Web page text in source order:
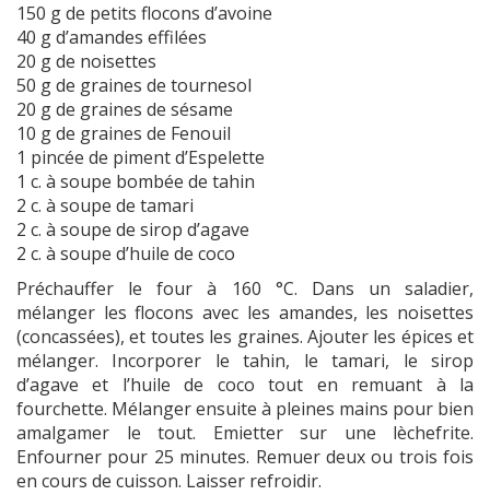
150 g de petits flocons d’avoine
40 g d’amandes effilées
20 g de noisettes
50 g de graines de tournesol
20 g de graines de sésame
10 g de graines de Fenouil
1 pincée de piment d’Espelette
1 c. à soupe bombée de tahin
2 c. à soupe de tamari
2 c. à soupe de sirop d’agave
2 c. à soupe d’huile de coco
Préchauffer le four à 160 °C. Dans un saladier,
mélanger les flocons avec les amandes, les noisettes
(concassées), et toutes les graines. Ajouter les épices et
mélanger. Incorporer le tahin, le tamari, le sirop
d’agave et l’huile de coco tout en remuant à la
fourchette. Mélanger ensuite à pleines mains pour bien
amalgamer le tout. Emietter sur une lèchefrite.
Enfourner pour 25 minutes. Remuer deux ou trois fois
en cours de cuisson. Laisser refroidir.